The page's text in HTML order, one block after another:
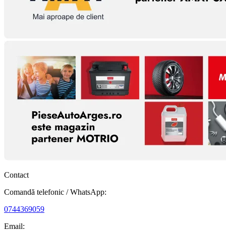
Contact
Comandă telefonic / WhatsApp:
0744369059
Email: